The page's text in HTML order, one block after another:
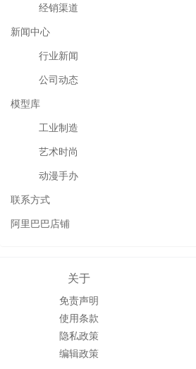
经销渠道
新闻中心
行业新闻
公司动态
模型库
工业制造
艺术时尚
动漫手办
联系方式
阿里巴巴店铺
关于
免责声明
使用条款
隐私政策
编辑政策